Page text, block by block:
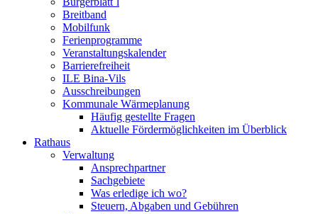
Breitband
Mobilfunk
Ferienprogramme
Veranstaltungskalender
Barrierefreiheit
ILE Bina-Vils
Ausschreibungen
Kommunale Wärmeplanung
Häufig gestellte Fragen
Aktuelle Fördermöglichkeiten im Überblick
Rathaus
Verwaltung
Ansprechpartner
Sachgebiete
Was erledige ich wo?
Steuern, Abgaben und Gebühren